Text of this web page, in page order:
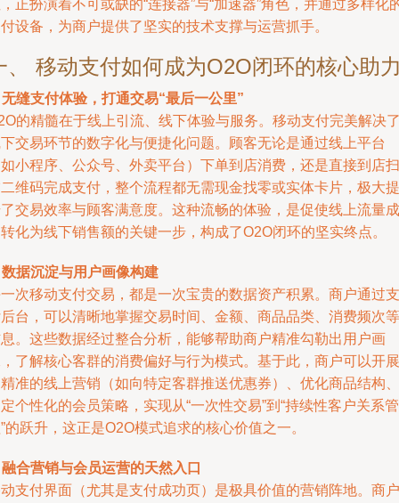
正扮演着不可或缺的“连接器”与“加速器”角色，并通过多样化
设备，为商户提供了坚实的技术支撑与运营抓手。
、 移动支付如何成为O2O闭环的核心助
无缝支付体验，打通交易“最后一公里”
的精髓在于线上引流、线下体验与服务。移动支付完美解决
交易环节的数字化与便捷化问题。顾客无论是通过线上平台
小程序、公众号、外卖平台）下单到店消费，还是直接到店扫
维码完成支付，整个流程都无需现金找零或实体卡片，极大提
交易效率与顾客满意度。这种流畅的体验，是促使线上流量成
化为线下销售额的关键一步，构成了O2O闭环的坚实终点。
数据沉淀与用户画像构建
次移动支付交易，都是一次宝贵的数据资产积累。商户通过支
台，可以清晰地掌握交易时间、金额、商品品类、消费频次等
。这些数据经过整合分析，能够帮助商户精准勾勒出用户画
了解核心客群的消费偏好与行为模式。基于此，商户可以开展
准的线上营销（如向特定客群推送优惠券）、优化商品结构、
个性化的会员策略，实现从“一次性交易”到“持续性客户关系管
的跃升，这正是O2O模式追求的核心价值之一。
融合营销与会员运营的天然入口
支付界面（尤其是支付成功页）是极具价值的营销阵地。商户